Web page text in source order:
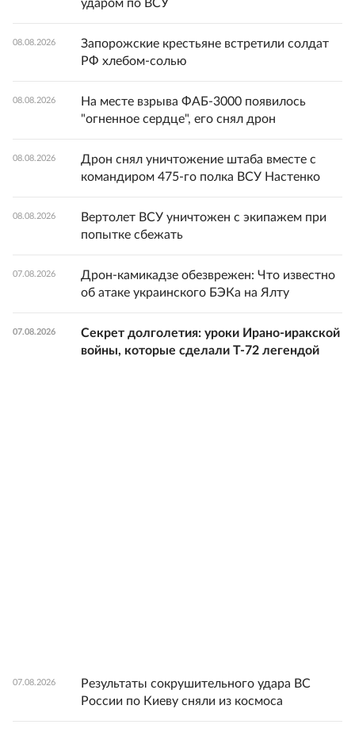
ударом по ВСУ
08.08.2026
Запорожские крестьяне встретили солдат
РФ хлебом-солью
08.08.2026
На месте взрыва ФАБ-3000 появилось
"огненное сердце", его снял дрон
08.08.2026
Дрон снял уничтожение штаба вместе с
командиром 475-го полка ВСУ Настенко
08.08.2026
Вертолет ВСУ уничтожен с экипажем при
попытке сбежать
07.08.2026
Дрон-камикадзе обезврежен: Что известно
об атаке украинского БЭКа на Ялту
07.08.2026
Секрет долголетия: уроки Ирано-иракской
войны, которые сделали Т-72 легендой
07.08.2026
Результаты сокрушительного удара ВС
России по Киеву сняли из космоса